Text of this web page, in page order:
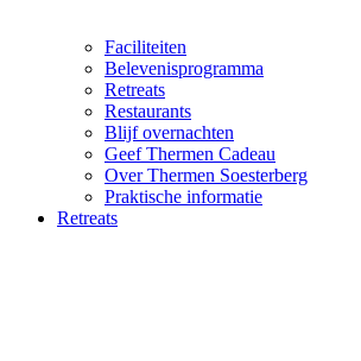
Faciliteiten
Belevenisprogramma
Retreats
Restaurants
Blijf overnachten
Geef Thermen Cadeau
Over Thermen Soesterberg
Praktische informatie
Retreats